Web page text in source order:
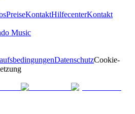
PreiseKontaktHilfecenterKontakt
Music
DatenschutzCookie-